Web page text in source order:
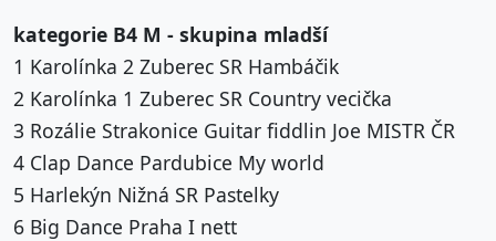
kategorie B4 M - skupina mladší
1 Karolínka 2 Zuberec SR Hambáčik
2 Karolínka 1 Zuberec SR Country vecička
3 Rozálie Strakonice Guitar fiddlin Joe MISTR ČR
4 Clap Dance Pardubice My world
5 Harlekýn Nižná SR Pastelky
6 Big Dance Praha I nett